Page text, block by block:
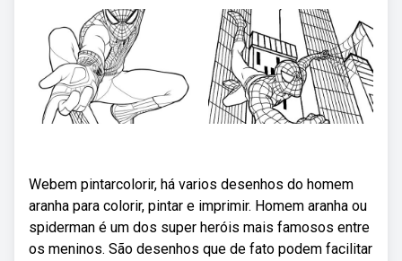
Webem pintarcolorir, há varios desenhos do homem
aranha para colorir, pintar e imprimir. Homem aranha ou
spiderman é um dos super heróis mais famosos entre
os meninos. São desenhos que de fato podem facilitar